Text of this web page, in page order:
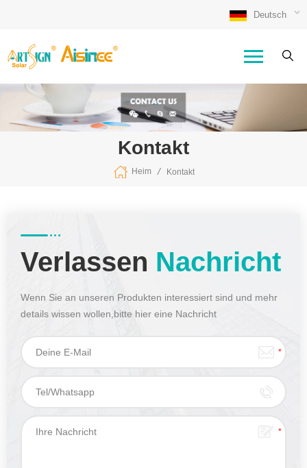
Deutsch
Kontakt
Heim / Kontakt
Verlassen Nachricht
Wenn Sie an unseren Produkten interessiert sind und mehr
details wissen wollen,bitte hier eine Nachricht